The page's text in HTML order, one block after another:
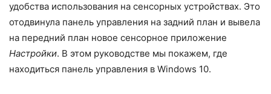
удобства использования на сенсорных устройствах. Это
отодвинула панель управления на задний план и вывела
на передний план новое сенсорное приложение
Настройки. В этом руководстве мы покажем, где
находиться панель управления в Windows 10.